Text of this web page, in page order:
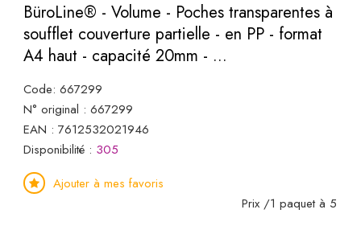
BüroLine® - Volume - Poches transparentes à
soufflet couverture partielle - en PP - format
A4 haut - capacité 20mm - ...
Code: 667299
N° original : 667299
EAN : 7612532021946
Disponibilité : 305
Ajouter à mes favoris
Prix /1 paquet à 5